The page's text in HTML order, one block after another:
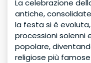
La celebrazione
antiche,
la festa si è
processioni
popolare,
religiose più famose